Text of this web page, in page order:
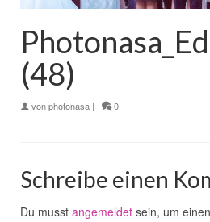
(48)
vonphotonasa | 0
Schreibe einen
Du musst angemeldet sein, um